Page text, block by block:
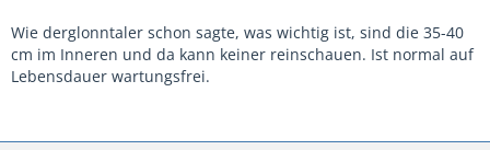
Wie derglonntaler schon sagte, was wichtig ist, sind die 35-40
cm im Inneren und da kann keiner reinschauen. Ist normal auf
Lebensdauer wartungsfrei.